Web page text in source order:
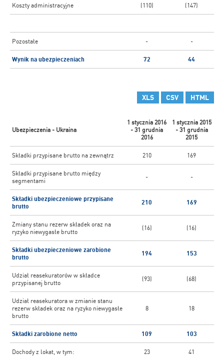
Koszty administracyjne (110) (147)
Pozostałe - -
Wynik na ubezpieczeniach 72 44
XLS CSV HTML
Ubezpieczenia - Ukraina
1 stycznia 2016
- 31 grudnia
2016
1 stycznia 2015
- 31 grudnia
2015
Składki przypisane brutto na zewnątrz 210 169
Składki przypisane brutto między
segmentami
- -
Składki ubezpieczeniowe przypisane
brutto
210 169
Zmiany stanu rezerw składek oraz na
ryzyko niewygasłe brutto
(16) (16)
Składki ubezpieczeniowe zarobione
brutto
194 153
Udział reasekuratorów w składce
przypisanej brutto
(93) (68)
Udział reasekuratora w zmianie stanu
rezerw składek oraz na ryzyko niewygasłe
brutto
8 18
Składki zarobione netto 109 103
Dochody z lokat, w tym: 23 41